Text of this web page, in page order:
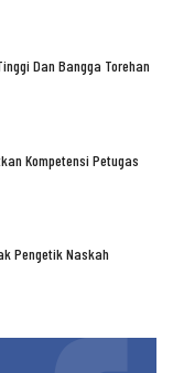
Dan Bangga Torehan
Kompetensi Petugas
Pengetik Naskah